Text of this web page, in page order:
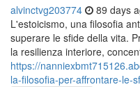
alvinctvg203774 89 days
L'estoicismo, una filosofia
superare le sfide della vita.
la resilienza interiore,
https://
la-filosofia-per-affrontare-le-